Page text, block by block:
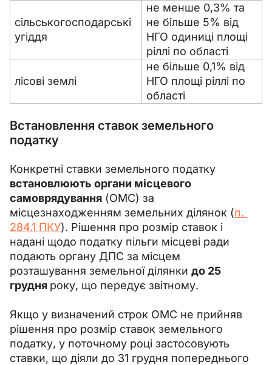
сільськогосподарські
угіддя
не менше 0,3% та
не більше 5% від
НГО одиниці площі
ріллі по області
лісові землі
не більше 0,1% від
НГО площі ріллі по
області
Встановлення ставок земельного
податку
Конкретні ставки земельного податку
встановлюють органи місцевого
самоврядування (ОМС) за
місцезнаходженням земельних ділянок (п.
284.1 ПКУ). Рішення про розмір ставок і
надані щодо податку пільги місцеві ради
подають органу ДПС за місцем
розташування земельної ділянки до 25
грудня року, що передує звітному.
Якщо у визначений строк ОМС не прийняв
рішення про розмір ставок земельного
податку, у поточному році застосовують
ставки, що діяли до 31 грудня попереднього